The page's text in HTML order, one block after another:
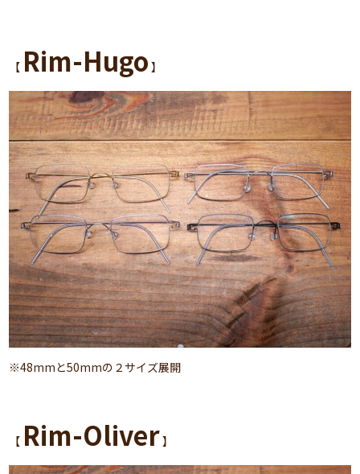
【 Rim-Hugo 】
※48mmと50mmの２サイズ展開
【 Rim-Oliver】